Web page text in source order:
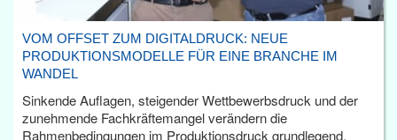
VOM OFFSET ZUM DIGITALDRUCK: NEUE
PRODUKTIONSMODELLE FÜR EINE BRANCHE IM
WANDEL
Sinkende Auflagen, steigender Wettbewerbsdruck und der
zunehmende Fachkräftemangel verändern die
Rahmenbedingungen im Produktionsdruck grundlegend.